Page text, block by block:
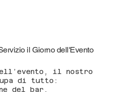
il Giorno dell'Evento
il nostro
di tutto:
del bar,